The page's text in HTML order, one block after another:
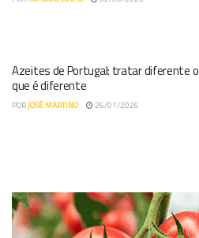
Azeites de Portugal: tratar diferente o
que é diferente
PORJOSÉ MARTINO 26/07/2026